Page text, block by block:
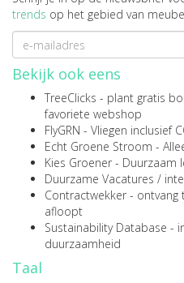
trends op het gebied van
Bekijk ook eens
TreeClicks - plant gratis
favoriete webshop
FlyGRN - Vliegen inclusief
Echt Groene Stroom -
Kies Groener - Duurzaam
Duurzame Vacatures /
Contractwekker - ontvang
afloopt
Sustainability Database -
duurzaamheid
Taal